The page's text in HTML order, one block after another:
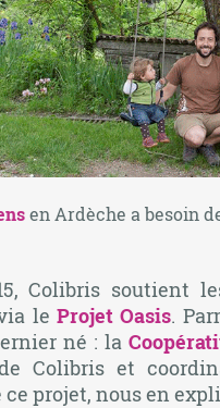
en Ardèche a besoin
Colibris soutient
leProjet Oasis.
né : la
Colibris et
projet, nous en